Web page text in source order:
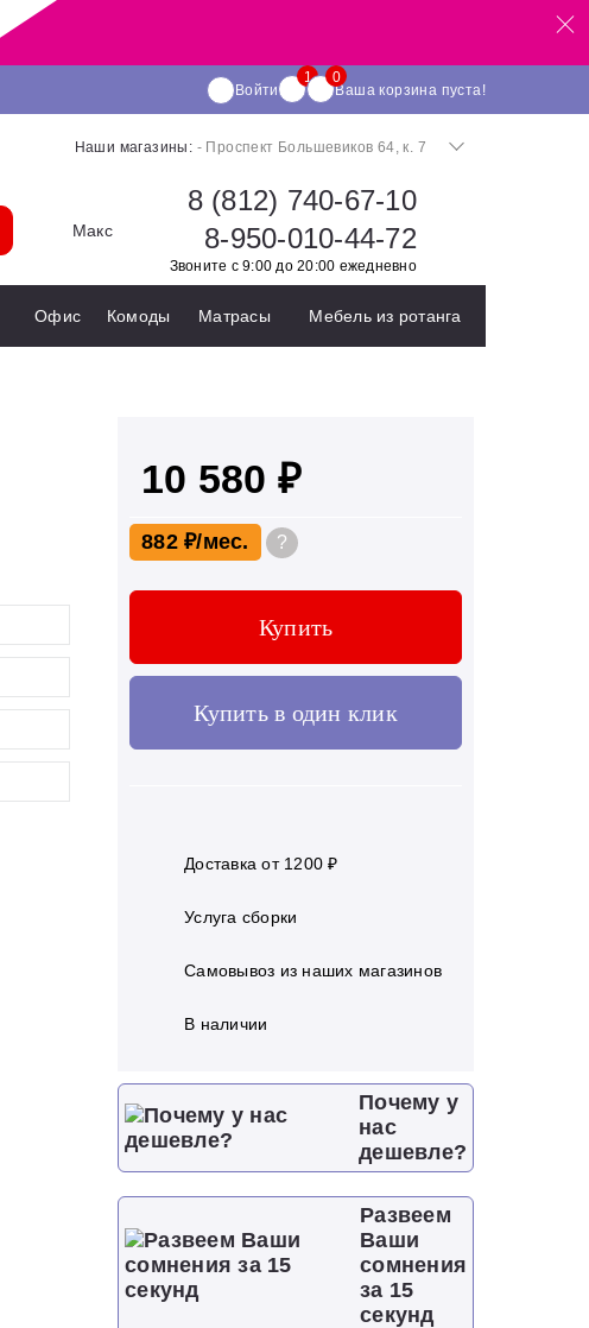
Войти Ваша корзина пуста!
Наши магазины: - Проспект Большевиков 64, к. 7
Макс
8 (812) 740-67-10
8-950-010-44-72
Звоните с 9:00 до 20:00 ежедневно
Офис Комоды Матрасы Мебель из ротанга
10 580 ₽
882 ₽ ?
Купить
Купить в один клик
Доставка от 1200 ₽
Услуга сборки
Самовывоз из наших магазинов
В наличии
Почему у
нас
дешевле?
Развеем
Ваши
сомнения
за 15
секунд